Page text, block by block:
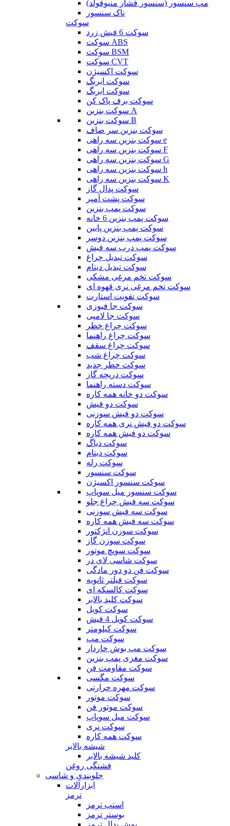
مپ سنسور (سنسور فشار منیوفولد)
ناک سنسور
سوکت
سوکت 6 فیش زرد
سوکت ABS
سوکت BSM
سوکت CVT
سوکت اکسیژن
سوکت ایربگ
سوکت ایربگ
سوکت برف پاک کن
سوکت بنزین A
سوکت بنزین B
سوکت بنزین سر صاف
سوکت بنزین سه راهی e
سوکت بنزین سه راهی F
سوکت بنزین سه راهی G
سوکت بنزین سه راهی h
سوکت بنزین سه راهی K
سوکت پدال گاز
سوکت پشت آمپر
سوکت پمپ بنزین
سوکت پمپ بنزین 6 خانه
سوکت پمپ بنزین پایین
سوکت پمپ بنزین دوسر
سوکت پمپ درب سه فیش
سوکت تبدیل چراغ
سوکت تبدیل دینام
سوکت تخم مرغی مشکی
سوکت تخم مرغی نری قهوه ای
سوکت تقویت استارت
سوکت جا فیوزی
سوکت جا لامپی
سوکت چراغ خطر
سوکت چراغ راهنما
سوکت چراغ سقف
سوکت چراغ شب
سوکت خطر جدید
سوکت دریچه گاز
سوکت دسته راهنما
سوکت دو خانه همه کاره
سوکت دو فیش
سوکت دو فیش سوزنی
سوکت دو فیش نری همه کاره
سوکت دو فیش همه کاره
سوکت دیاگ
سوکت دینام
سوکت رله
سوکت سنسور
سوکت سنسور اکسیژن
سوکت سنسور میل سوپاپ
سوکت سه فیش چراغ جلو
سوکت سه فیش سوزنی
سوکت سه فیش همه کاره
سوکت سوزن انژکتور
سوکت سوزن گاز
سوکت سویچ موتور
سوکت شاسی لای در
سوکت فن دو دور مادگی
سوکت فیلتر ثانویه
سوکت کالسکه ای
سوکت کلید بالابر
سوکت کویل
سوکت کویل 4 فیش
سوکت کیلومتر
سوکت مپ
سوکت مپ بوش خاردار
سوکت مغزی پمپ بنزین
سوکت مقاومت فن
سوکت مگسی
سوکت مهره حرارتی
سوکت موتور
سوکت موتور فن
سوکت میل سوپاپ
سوکت نری
سوکت همه کاره
شیشه بالابر
کلید شیشه بالابر
فشنگی روغن
جلوبندی و شاسی
ابزارآلات
ترمز
استپ ترمز
بوستر ترمز
بوش پدال ترمز